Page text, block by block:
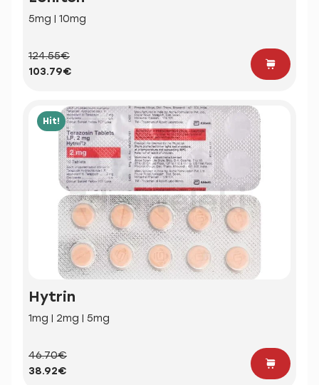
5mg | 10mg
124.55€
103.79€
Hit!
Hytrin
1mg | 2mg | 5mg
46.70€
38.92€